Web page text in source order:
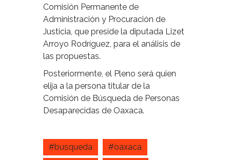
Comisión Permanente de
Administración y Procuración de
Justicia, que preside la diputada Lizet
Arroyo Rodríguez, para el análisis de
las propuestas.
Posteriormente, el Pleno será quien
elija a la persona titular de la
Comisión de Búsqueda de Personas
Desaparecidas de Oaxaca.
#busqueda
#oaxaca